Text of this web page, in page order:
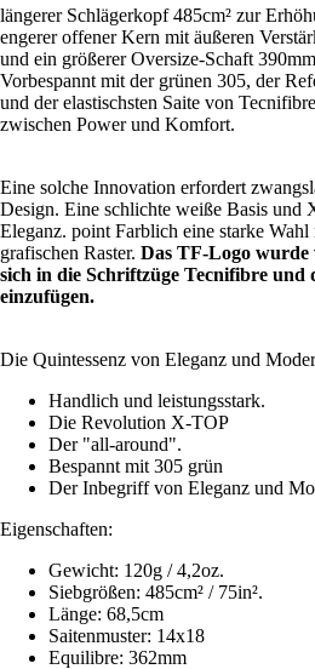
längerer Schlägerkopf 485cm² zur
engerer offener Kern mit äußeren
und ein größerer Oversize-Schaft
Vorbespannt mit der grünen 305, der
und der elastischsten Saite von
zwischen Power und Komfort.
Eine solche Innovation erfordert
Design. Eine schlichte weiße Basis und
Eleganz. point Farblich eine starke
grafischen Raster. Das TF-Logo
sich in die Schriftzüge Tecnifibre und
einzufügen.
Die Quintessenz von Eleganz und
Handlich und leistungsstark.
Die Revolution X-TOP
Der "all-around".
Bespannt mit 305 grün
Der Inbegriff von Eleganz und
Eigenschaften:
Gewicht: 120g / 4,2oz.
Siebgrößen: 485cm² / 75in².
Länge: 68,5cm
Saitenmuster: 14x18
Equilibre: 362mm